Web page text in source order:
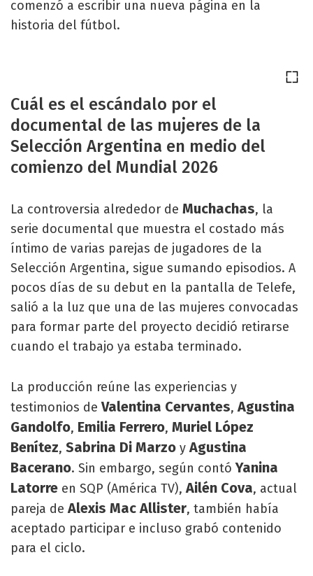
comenzó a escribir una nueva página en la
historia del fútbol.
Cuál es el escándalo por el
documental de las mujeres de la
Selección Argentina en medio del
comienzo del Mundial 2026
La controversia alrededor de Muchachas, la
serie documental que muestra el costado más
íntimo de varias parejas de jugadores de la
Selección Argentina, sigue sumando episodios. A
pocos días de su debut en la pantalla de Telefe,
salió a la luz que una de las mujeres convocadas
para formar parte del proyecto decidió retirarse
cuando el trabajo ya estaba terminado.
La producción reúne las experiencias y
testimonios deValentina Cervantes,Agustina
Gandolfo, Emilia Ferrero, Muriel López
Benítez, Sabrina Di Marzo yAgustina
Bacerano. Sin embargo, según contóYanina
Latorre en SQP (América TV),Ailén Cova, actual
pareja deAlexis Mac Allister, también había
aceptado participar e incluso grabó contenido
para el ciclo.